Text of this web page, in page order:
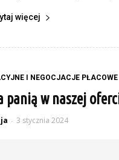
więcej
I NEGOCJACJE PŁACOWE
panią w naszej
- 3 stycznia 2024